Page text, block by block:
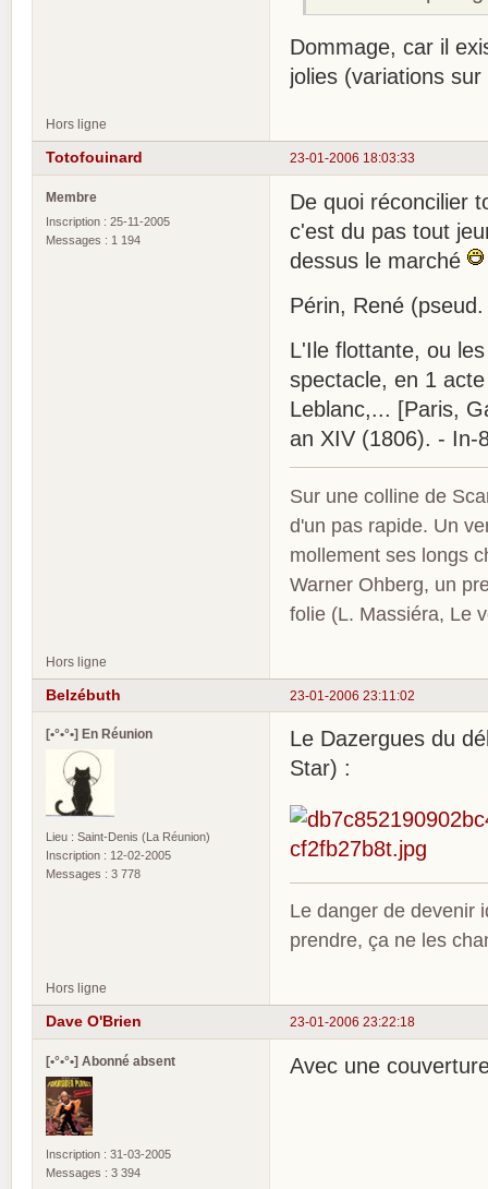
Dommage, car il
jolies (variations
Hors ligne
23-01-2006 18:03:33
Totofouinard
Membre
Inscription : 25-11-2005
Messages : 1 194
De quoi réconcilier
c'est du pas tout
dessus le marché
Périn, René
L'Ile flottante, ou
spectacle, en 1
Leblanc,... [Paris,
an XIV (1806). - In-
Sur une colline de
d'un pas rapide. Un
mollement ses longs
Warner Ohberg, un
folie (L. Massiéra, Le
Hors ligne
23-01-2006 23:11:02
Belzébuth
[•°•°•] En Réunion
Lieu : Saint-Denis (La Réunion)
Inscription : 12-02-2005
Messages : 3 778
Le Dazergues du
Star) :
Le danger de devenir
prendre, ça ne les
Hors ligne
23-01-2006 23:22:18
Dave O'Brien
[•°•°•] Abonné absent
Inscription : 31-03-2005
Messages : 3 394
Avec une